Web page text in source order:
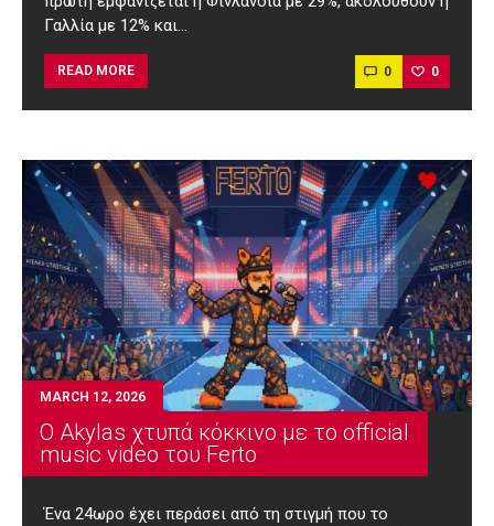
Γαλλία με 12% και…
READ MORE 0 0
MARCH 12, 2026
Ο Akylas χτυπά κόκκινο με το official
music video του Ferto
Ένα 24ωρο έχει περάσει από τη στιγμή που το